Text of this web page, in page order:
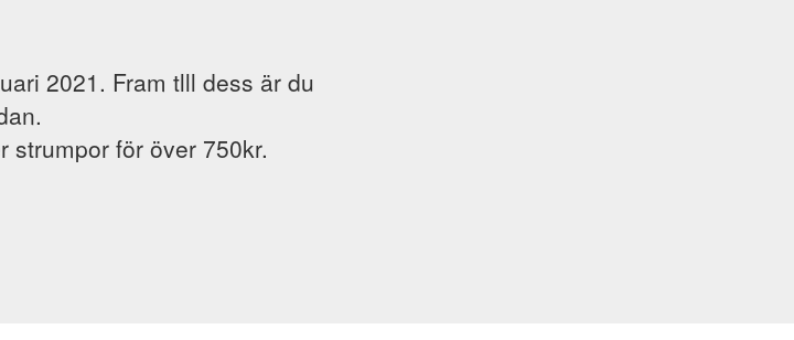
2021. Fram tlll dess är du
strumpor för över 750kr.